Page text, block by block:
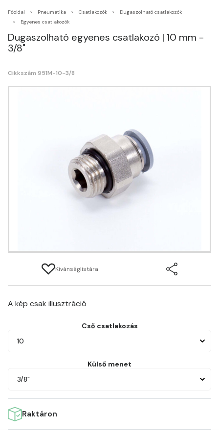
Főoldal Pneumatika Csatlakozók
Dugaszolható csatlakozók
Egyenes csatlakozók
Dugaszolható egyenes csatlakozó | 10 mm -
3/8"
Cikkszám 951M-10-3/8
Kívánságlistára
A kép csak illusztráció
Cső csatlakozás
10
Külső menet
3/8"
Raktáron